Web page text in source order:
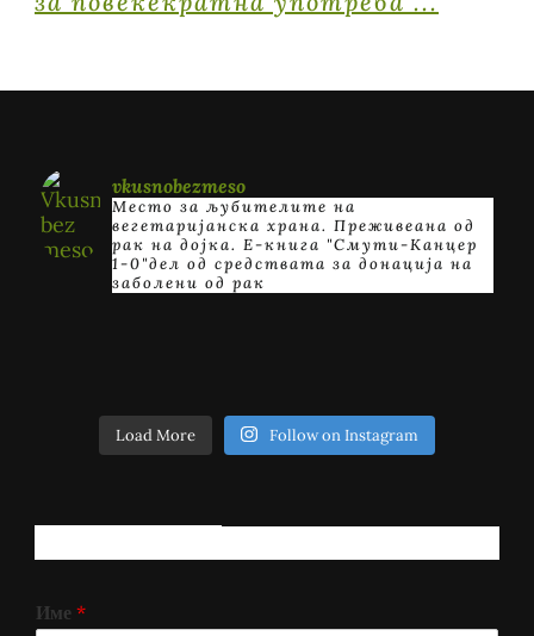
vkusnobezmeso
Место за љубителите на
вегетаријанска храна. Преживеана од
рак на дојка. E-книга "Смути-Канцер
1-0"дел од средствата за донација на
заболени од рак
Load More Follow on Instagram
Име *